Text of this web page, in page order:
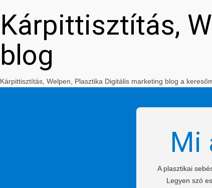
Kárpittisztítás,
blog
Kárpittisztítás, Welpen, Plasztika Digitális marketing blog a
Mi
A plasztikai
Legyen szó